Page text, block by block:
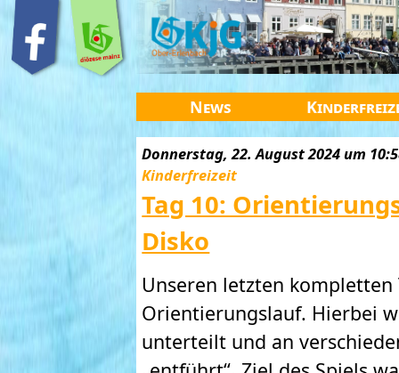
News
Donnerstag, 22. August 2024 um
Kinderfreizeit
Tag 10:
Disko
Unseren letzten
Orientierungslauf. Hierbei
unterteilt und an